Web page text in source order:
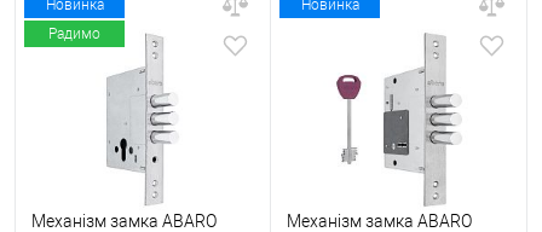
Новинка
Радимо
Механізм замка ABARO
Новинка
Механізм замка ABARO